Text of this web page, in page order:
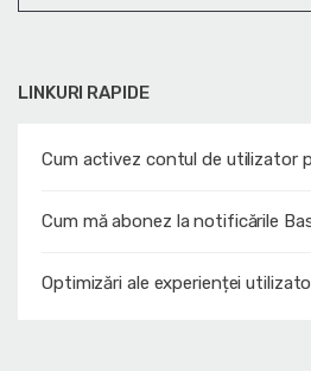
LINKURI RAPIDE
Cum activez contul de utilizator
Cum mă abonez la notificările
Optimizări ale experienței